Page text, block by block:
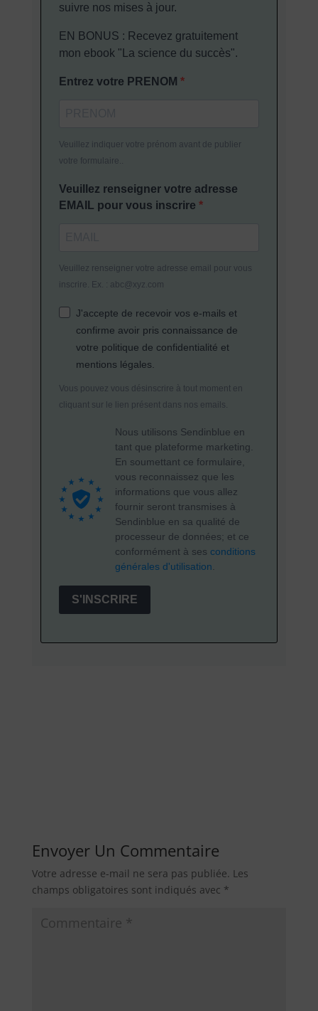
suivre nos mises à jour.
EN BONUS : Recevez gratuitement
mon ebook "La science du succès".
Entrez votre PRENOM
Veuillez indiquer votre prénom avant de publier
votre formulaire..
Veuillez renseigner votre adresse
EMAIL pour vous inscrire
Veuillez renseigner votre adresse email pour vous
inscrire. Ex. : abc@xyz.com
J'accepte de recevoir vos e-mails et
confirme avoir pris connaissance de
votre politique de confidentialité et
mentions légales.
Vous pouvez vous désinscrire à tout moment en
cliquant sur le lien présent dans nos emails.
Nous utilisons Sendinblue en
tant que plateforme marketing.
En soumettant ce formulaire,
vous reconnaissez que les
informations que vous allez
fournir seront transmises à
Sendinblue en sa qualité de
processeur de données; et ce
conformément à ses conditions
générales d'utilisation
S'INSCRIRE
Envoyer Un Commentaire
Votre adresse e-mail ne sera pas publiée. Les
champs obligatoires sont indiqués avec *